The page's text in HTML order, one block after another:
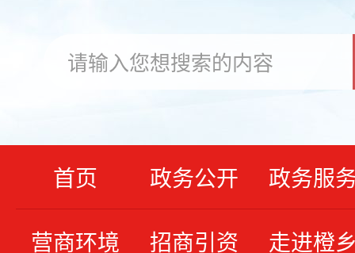
首页 政务公开 政务服
营商环境 招商引资 走进橙